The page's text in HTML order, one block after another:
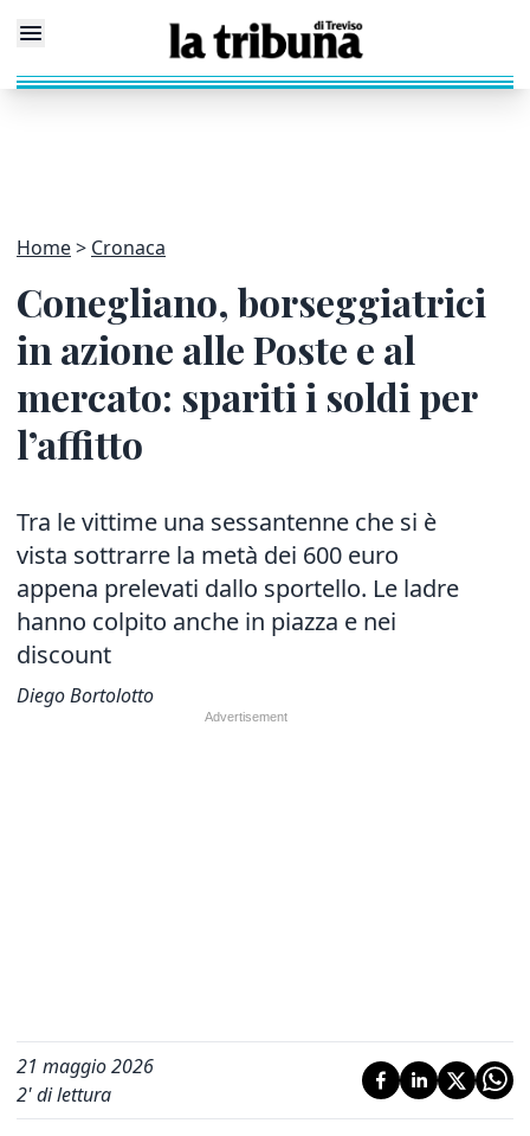
Home Cronaca
Conegliano, borseggiatrici
in azione alle Poste e al
mercato: spariti i soldi per
l’affitto
Tra le vittime una sessantenne che si è
vista sottrarre la metà dei 600 euro
appena prelevati dallo sportello. Le ladre
hanno colpito anche in piazza e nei
discount
Diego Bortolotto
21 maggio 2026
2' di lettura